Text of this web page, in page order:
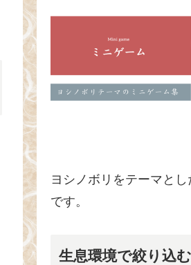
ヨシノボリをテーマと
です。
生息環境で絞り込む